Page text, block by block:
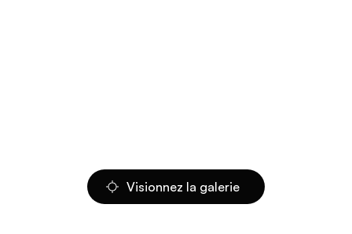
Visionnez la galerie